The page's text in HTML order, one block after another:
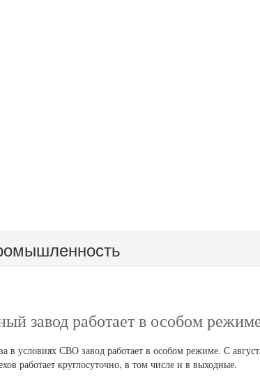
завод работает в особом
в условиях СВО завод работает в особом режиме. С
работает круглосуточно, в том числе и в выходные.